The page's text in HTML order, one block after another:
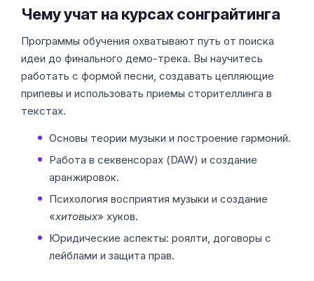
Чему учат на курсах сонграйтинга
Программы обучения охватывают путь от поиска
идеи до финального демо-трека. Вы научитесь
работать с формой песни, создавать цепляющие
припевы и использовать приемы сторителлинга в
текстах.
Основы теории музыки и построение гармоний.
Работа в секвенсорах (DAW) и создание
аранжировок.
Психология восприятия музыки и создание
«хитовых» хуков.
Юридические аспекты: роялти, договоры с
лейблами и защита прав.